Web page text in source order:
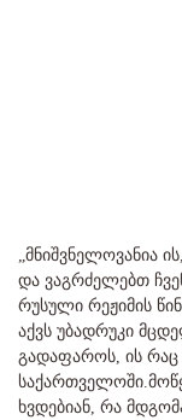
„მნიშვნელოვანია
და ვაგრძელებთ
რუსული რეჟიმის
აქვს უბადრუკი
გადაფაროს, ის რაც
ხვდებიან, რა